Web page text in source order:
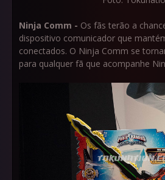
Ninja Comm - Os fãs terão a
dispositivo comunicador que
conectados. O Ninja Comm se
para qualquer fã que acompanhe